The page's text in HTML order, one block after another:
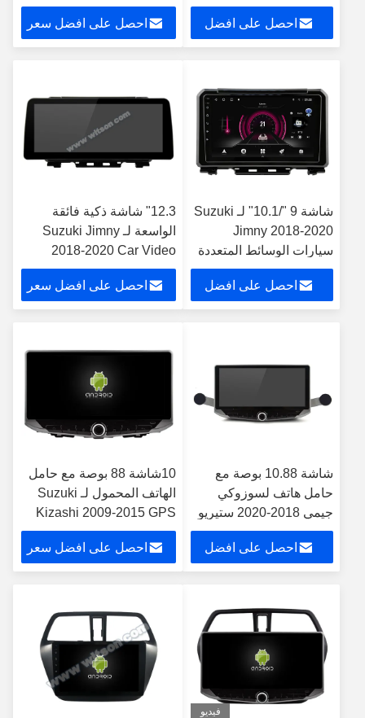
المتعددة ستيريو جي بي
إس CarPlay Player
احصل على افضل
GPS CarPlay Player
احصل على افضل سعر
شاشة 9 "/10.1" لـ Suzuki
Jimny 2018-2020
سيارات الوسائط المتعددة
ستيريو GPS CarPlay
Playerاحصل على افضل
12.3" شاشة ذكية فائقة
الواسعة لـ Suzuki Jimny
2018-2020 Car Video
Touch QLED Stereo
احصل على افضل سعر
شاشة 10.88 بوصة مع
حامل هاتف لسوزوكي
جيمي 2018-2020 ستيريو
الوسائط المتعددة
احصل على افضل
10شاشة 88 بوصة مع حامل
الهاتف المحمول لـ Suzuki
Kizashi 2009-2015 GPS
CarPlay Player
احصل على افضل سعر
فيديو